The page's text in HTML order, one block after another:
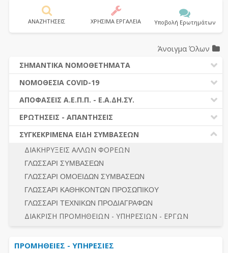
ΑΝΑΖΗΤΗΣΕΙΣ ΧΡΗΣΙΜΑ ΕΡΓΑΛΕΙΑ Υποβολή Ερωτημάτων
Άνοιγμα Όλων
ΣΗΜΑΝΤΙΚΑ ΝΟΜΟΘΕΤΗΜΑΤΑ
ΔΗΜΟΣΙΕΣ ΣΥΜΒΑΣΕΙΣ (Ν. 4412/2016)
ΔΗΜΟΤΙΚΟΣ ΚΩΔΙΚΑΣ (Ν.3463/2006)
ΚΑΛΛΙΚΡΑΤΗΣ (Ν.3852/2010)
ΝΟΜΟΘΕΣΙΑ - ΝΟΜΟΛΟΓΙΑ (ΣΥΝΟΛΟ)
ΝΟΜΟΘΕΣΙΑ COVID-19
ΝΟΜΟΘΕΣΙΑ - ΝΟΜΟΛΟΓΙΑ COVID -19
ΕΡΩΤΗΣΕΙΣ - ΑΠΑΝΤΗΣΕΙΣ
ΑΠΟΦΑΣΕΙΣ Α.Ε.Π.Π. - Ε.Α.ΔΗ.ΣΥ.
ΠΡΟΔΙΚΑΣΤΙΚΗ ΠΡΟΣΦΥΓΗ
ΓΕΝΙΚΟΙ ΚΑΝΟΝΕΣ
ΔΙΚΑΙΟΥΜΕΝΟΙ ΣΥΜΜΕΤΟΧΗΣ
ΠΡΟΣΦΟΡΕΣ – ΔΙΚΑΙΟΛΟΓΗΤΙΚΑ ΣΥΜΜΕΤΟΧΗΣ
ΔΙΕΞΑΓΩΓΗ ΔΙΑΔΙΚΑΣΙΑΣ
ΕΣΗΔΗΣ – ΚΗΜΔΗΣ
ΠΕΡΙΛΗΨΕΙΣ ΑΠΟΦΑΣΕΩΝ Α.Ε.Π.Π. - Ε.Α.ΔΗ.ΣΥ.
ΣΥΝΟΛΟ
ΕΡΩΤΗΣΕΙΣ - ΑΠΑΝΤΗΣΕΙΣ
Ν. 4782/2021 - ΤΡΟΠΟΠΟΙΗΣΗ 4412/2016
ΔΙΕΞΑΓΩΓΗ ΔΙΑΔΙΚΑΣΙΑΣ
ΔΙΑΔΙΚΑΣΙΕΣ ΑΝΑΘΕΣΗΣ
ΓΕΝΙΚΟΙ ΚΑΝΟΝΕΣ
ΠΡΟΕΤΟΙΜΑΣΙΑ - ΔΗΜΟΣΙΟΤΗΤΑ
ΛΟΓΟΙ ΑΠΟΚΛΕΙΣΜΟΥ-ΔΙΚΑΙΟΥΜΕΝΟΙ ΣΥΜΜΕΤΟΧΗΣ
ΠΡΟΣΦΟΡΕΣ - ΔΙΚΑΙΟΛΟΓΗΤΙΚΑ ΣΥΜΜΕΤΟΧΗΣ
ΣΥΓΚΕΚΡΙΜΕΝΑ ΕΙΔΗ ΣΥΜΒΑΣΕΩΝ
ΔΙΑΚΗΡΥΞΕΙΣ ΑΛΛΩΝ ΦΟΡΕΩΝ
ΓΛΩΣΣΑΡΙ ΣΥΜΒΑΣΕΩΝ
ΓΛΩΣΣΑΡΙ ΟΜΟΕΙΔΩΝ ΣΥΜΒΑΣΕΩΝ
ΓΛΩΣΣΑΡΙ ΚΑΘΗΚΟΝΤΩΝ ΠΡΟΣΩΠΙΚΟΥ
ΓΛΩΣΣΑΡΙ ΤΕΧΝΙΚΩΝ ΠΡΟΔΙΑΓΡΑΦΩΝ
ΔΙΑΚΡΙΣΗ ΠΡΟΜΗΘΕΙΩΝ - ΥΠΗΡΕΣΙΩΝ - ΕΡΓΩΝ
ΠΡΟΜΗΘΕΙΕΣ - ΥΠΗΡΕΣΙΕΣ